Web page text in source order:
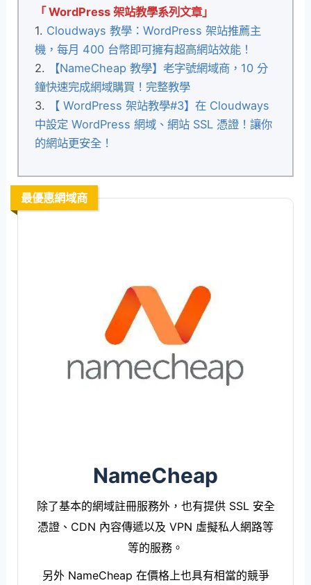
「 WordPress 架站教學系列文章」
1. Cloudways 教學：WordPress 架站推薦主
機，每月 400 台幣即可擁有超高網站效能！
2.
【NameCheap 教學】老字號網域商，10 分
鐘快速完成網域購買！完整教學
3.
【 WordPress 架站教學#3】在 Cloudways
中設定 WordPress 網域、網站 SSL 憑證！讓你
的網站更安全！
最優惠網域商
NameCheap
除了基本的網域註冊服務外，也有提供 SSL 安全
憑證、CDN 內容傳遞以及 VPN 虛擬私人網路等
等的服務。
另外 NameCheap 在價格上也具有相當的競爭